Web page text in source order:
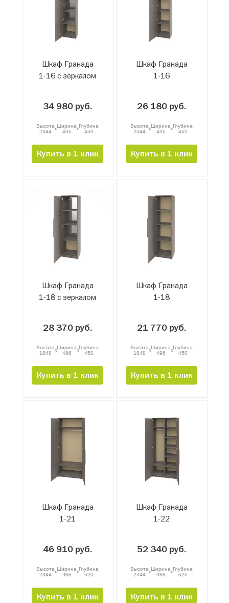
Шкаф Гранада
1-16 с зеркалом
34 980 руб.
Высота
2344
xШирина
496
xГлубина
460
Купить в 1 клик
Шкаф Гранада
1-16
26 180 руб.
Высота
2344
xШирина
496
xГлубина
460
Купить в 1 клик
Шкаф Гранада
1-18 с зеркалом
28 370 руб.
Высота
1848
xШирина
496
xГлубина
450
Купить в 1 клик
Шкаф Гранада
1-18
21 770 руб.
Высота
1848
xШирина
496
xГлубина
450
Купить в 1 клик
Шкаф Гранада
1-21
46 910 руб.
Высота
2344
xШирина
988
xГлубина
620
Купить в 1 клик
Шкаф Гранада
1-22
52 340 руб.
Высота
2344
xШирина
988
xГлубина
620
Купить в 1 клик